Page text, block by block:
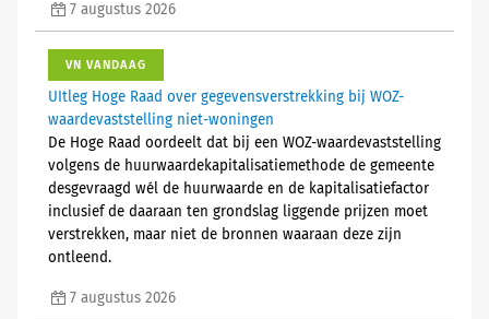
7 augustus 2026
VN VANDAAG
UItleg Hoge Raad over gegevensverstrekking bij WOZ-
waardevaststelling niet-woningen
De Hoge Raad oordeelt dat bij een WOZ-waardevaststelling
volgens de huurwaardekapitalisatiemethode de gemeente
desgevraagd wél de huurwaarde en de kapitalisatiefactor
inclusief de daaraan ten grondslag liggende prijzen moet
verstrekken, maar niet de bronnen waaraan deze zijn
ontleend.
7 augustus 2026